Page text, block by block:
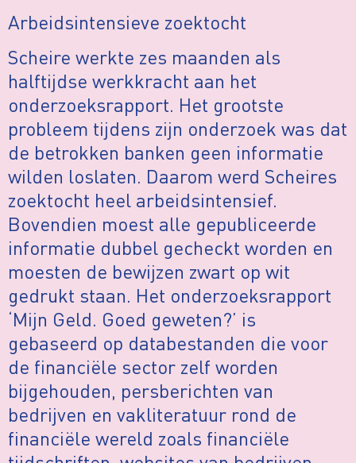
Arbeidsintensieve zoektocht
Scheire werkte zes maanden als
halftijdse werkkracht aan het
onderzoeksrapport. Het grootste
probleem tijdens zijn onderzoek was dat
de betrokken banken geen informatie
wilden loslaten. Daarom werd Scheires
zoektocht heel arbeidsintensief.
Bovendien moest alle gepubliceerde
informatie dubbel gecheckt worden en
moesten de bewijzen zwart op wit
gedrukt staan. Het onderzoeksrapport
‘Mijn Geld. Goed geweten?’ is
gebaseerd op databestanden die voor
de financiële sector zelf worden
bijgehouden, persberichten van
bedrijven en vakliteratuur rond de
financiële wereld zoals financiële